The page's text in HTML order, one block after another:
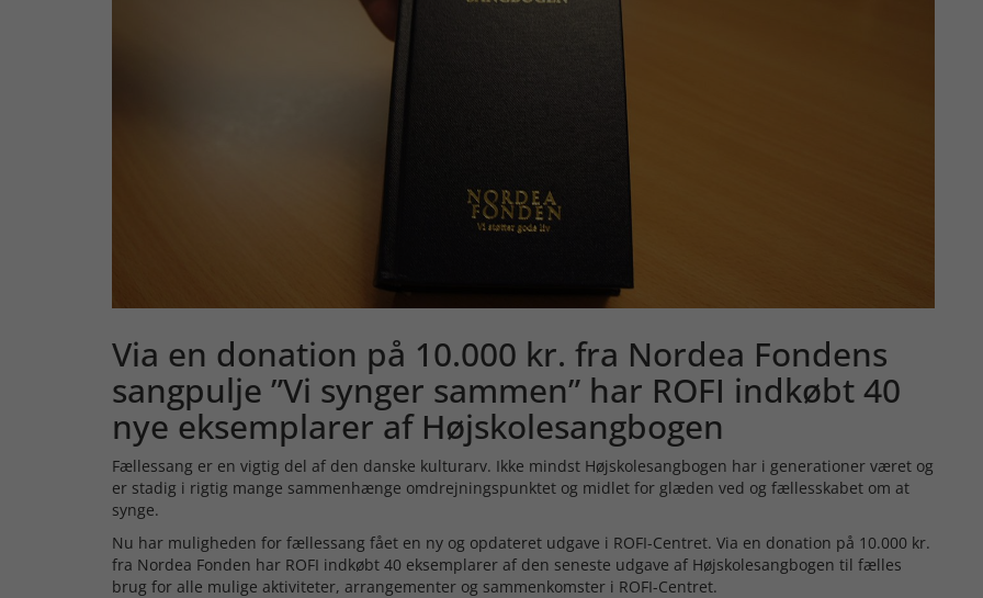
Via en donation på 10.000 kr. fra Nordea Fondens
sangpulje ”Vi synger sammen” har ROFI indkøbt 40
nye eksemplarer af Højskolesangbogen
Fællessang er en vigtig del af den danske kulturarv. Ikke mindst Højskolesangbogen har i generationer været og
er stadig i rigtig mange sammenhænge omdrejningspunktet og midlet for glæden ved og fællesskabet om at
synge.
Nu har muligheden for fællessang fået en ny og opdateret udgave i ROFI-Centret. Via en donation på 10.000 kr.
fra Nordea Fonden har ROFI indkøbt 40 eksemplarer af den seneste udgave af Højskolesangbogen til fælles
brug for alle mulige aktiviteter, arrangementer og sammenkomster i ROFI-Centret.